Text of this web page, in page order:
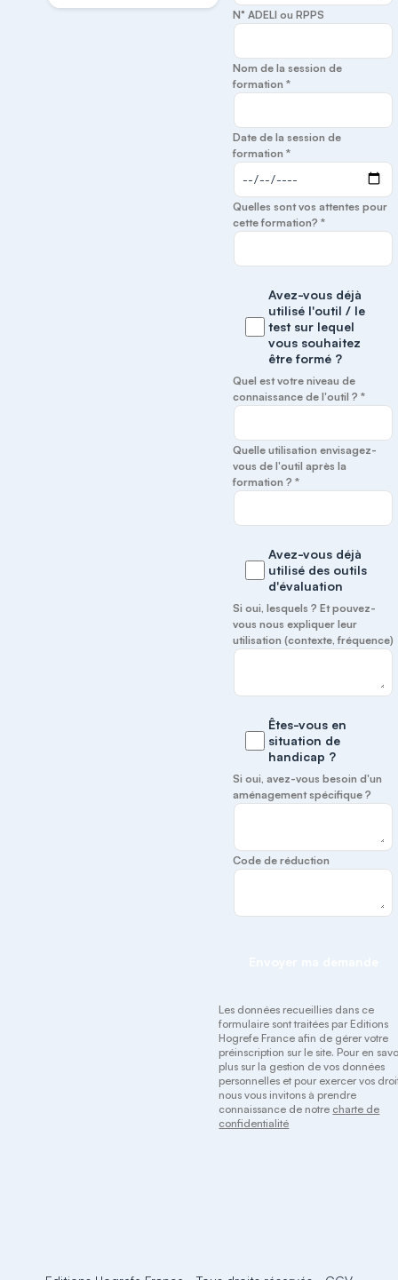
N° ADELI ou RPPS
Nom de la session de
formation *
Date de la session de
formation *
Quelles sont vos attentes pour
cette formation? *
Avez-vous déjà
utilisé l'outil / le
test sur lequel
vous souhaitez
être formé ?
Quel est votre niveau de
connaissance de l'outil ? *
Quelle utilisation envisagez-
vous de l'outil après la
formation ? *
Avez-vous déjà
utilisé des outils
d'évaluation
Si oui, lesquels ? Et pouvez-
vous nous expliquer leur
utilisation (contexte, fréquence)
Êtes-vous en
situation de
handicap ?
Si oui, avez-vous besoin d'un
aménagement spécifique ?
Code de réduction
Les données recueillies dans ce
formulaire sont traitées par Editions
Hogrefe France afin de gérer votre
préinscription sur le site. Pour en
plus sur la gestion de vos données
personnelles et pour exercer vos
nous vous invitons à prendre
connaissance de notre charte de
confidentialité